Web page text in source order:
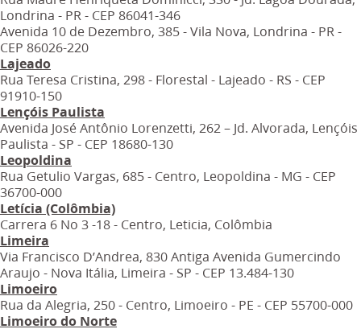
Londrina - PR - CEP 86041-346
Avenida 10 de Dezembro, 385 - Vila Nova, Londrina - PR -
CEP 86026-220
Lajeado
Rua Teresa Cristina, 298 - Florestal - Lajeado - RS - CEP
91910-150
Lençóis Paulista
Avenida José Antônio Lorenzetti, 262 – Jd. Alvorada, Lençóis
Paulista - SP - CEP 18680-130
Leopoldina
Rua Getulio Vargas, 685 - Centro, Leopoldina - MG - CEP
36700-000
Letícia (Colômbia)
Carrera 6 No 3 -18 - Centro, Leticia, Colômbia
Limeira
Via Francisco D’Andrea, 830 Antiga Avenida Gumercindo
Araujo - Nova Itália, Limeira - SP - CEP 13.484-130
Limoeiro
Rua da Alegria, 250 - Centro, Limoeiro - PE - CEP 55700-000
Limoeiro do Norte